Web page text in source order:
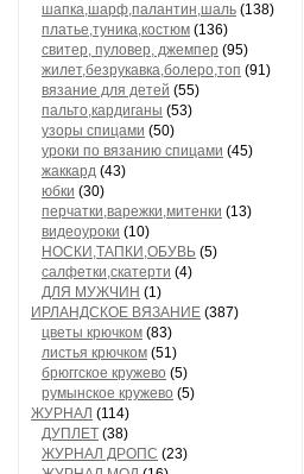
шапка,шарф,палантин,шаль (138)
платье,туника,костюм (136)
свитер, пуловер, джемпер (95)
жилет,безрукавка,болеро,топ (91)
вязание для детей (55)
пальто,кардиганы (53)
узоры спицами (50)
уроки по вязанию спицами (45)
жаккард (43)
юбки (30)
перчатки,варежки,митенки (13)
видеоуроки (10)
НОСКИ,ТАПКИ,ОБУВЬ (5)
салфетки,скатерти (4)
ДЛЯ МУЖЧИН (1)
ИРЛАНДСКОЕ ВЯЗАНИЕ (387)
цветы крючком (83)
листья крючком (51)
брюггское кружево (5)
румынское кружево (5)
ЖУРНАЛ (114)
ДУПЛЕТ (38)
ЖУРНАЛ ДРОПС (23)